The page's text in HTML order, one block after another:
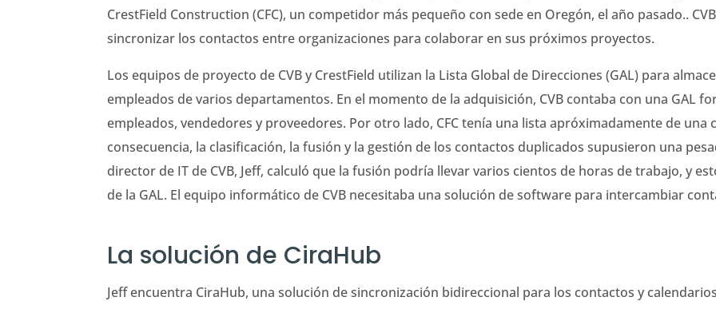
CrestField Construction (CFC), un competidor más pequeño con sede en Oregón, el año pasado..
sincronizar los contactos entre organizaciones para colaborar en sus próximos proyectos.
Los equipos de proyecto de CVB y CrestField utilizan la Lista Global de Direcciones (GAL) para
empleados de varios departamentos. En el momento de la adquisición, CVB contaba con una GAL
empleados, vendedores y proveedores. Por otro lado, CFC tenía una lista apróximadamente de una
consecuencia, la clasificación, la fusión y la gestión de los contactos duplicados supusieron una
director de IT de CVB, Jeff, calculó que la fusión podría llevar varios cientos de horas de trabajo, y
de la GAL. El equipo informático de CVB necesitaba una solución de software para intercambiar
La solución de CiraHub
Jeff encuentra CiraHub, una solución de sincronización bidireccional para los contactos y